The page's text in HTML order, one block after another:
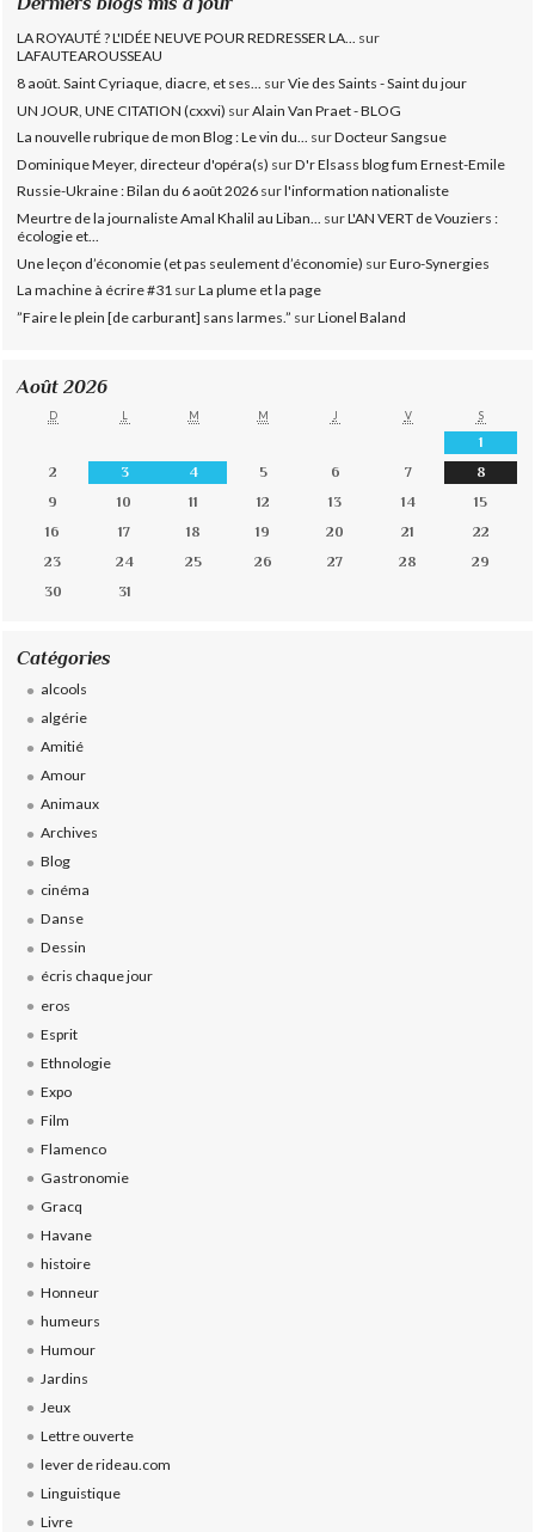
LA ROYAUTÉ ? L'IDÉE NEUVE POUR REDRESSER LA... sur
LAFAUTEAROUSSEAU
8 août. Saint Cyriaque, diacre, et ses...
surVie des Saints - Saint du jour
UN JOUR, UNE CITATION (cxxvi) surAlain Van Praet - BLOG
La nouvelle rubrique de mon Blog : Le vin du... surDocteur Sangsue
Dominique Meyer, directeur d'opéra(s) surD'r Elsass blog fum Ernest-Emile
Russie-Ukraine : Bilan du 6 août 2026 surl'information nationaliste
Meurtre de la journaliste Amal Khalil au Liban...
surL'AN VERT de Vouziers :
écologie et...
Une leçon d’économie (et pas seulement d’économie) surEuro-Synergies
La machine à écrire #31 surLa plume et la page
”Faire le plein [de carburant] sans larmes.” surLionel Baland
Août 2026
D L M M J V S
1
2
3 4 5 6 7
8
9
10 11 12 13 14
15
16
17 18 19 20 21
22
23
24 25 26 27 28
29
30
31
Catégories
alcools
algérie
Amitié
Amour
Animaux
Archives
Blog
cinéma
Danse
Dessin
écris chaque jour
eros
Esprit
Ethnologie
Expo
Film
Flamenco
Gastronomie
Gracq
Havane
histoire
Honneur
humeurs
Humour
Jardins
Jeux
Lettre ouverte
lever de rideau.com
Linguistique
Livre